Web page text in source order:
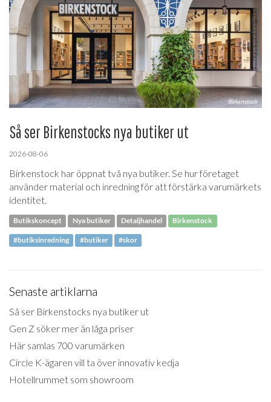
Så ser Birkenstocks nya butiker ut
2026-08-06
Birkenstock har öppnat två nya butiker. Se hur företaget
använder material och inredning för att förstärka varumärkets
identitet.
Butikskoncept Nya butiker Detaljhandel Birkenstock
#butiksinredning #butiker #skor
Senaste artiklarna
Så ser Birkenstocks nya butiker ut
Gen Z söker mer än låga priser
Här samlas 700 varumärken
Circle K-ägaren vill ta över innovativ kedja
Hotellrummet som showroom